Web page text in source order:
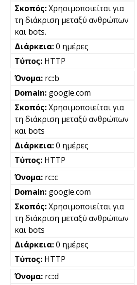
Χρησιμοποιείται για
τη διάκριση μεταξύ ανθρώπων
και bots.
0 ημέρες
HTTP
rc::b
google.com
Χρησιμοποιείται για
τη διάκριση μεταξύ ανθρώπων
και bots
0 ημέρες
HTTP
rc::c
google.com
Χρησιμοποιείται για
τη διάκριση μεταξύ ανθρώπων
και bots
0 ημέρες
HTTP
rc::d